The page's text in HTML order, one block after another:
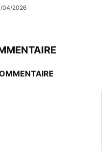
04/2026